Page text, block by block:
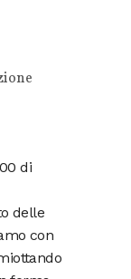
di
delle
con